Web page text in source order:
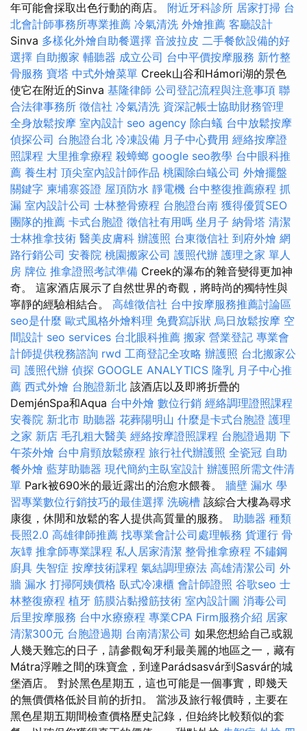
年可能會採取出色行動的商店。 附近牙科診所 居家打掃 台
北會計師事務所專業推薦 冷氣清洗 外燴推薦 客廳設計
Sinva 多樣化外燴自助餐選擇 音波拉皮 二手餐飲設備的好
選擇 自助搬家 輔聽器 成立公司 台中平價按摩服務 新竹整
骨服務 寶塔 中式外燴菜單 Creek山谷和Hámori湖的景色
使它在附近的Sinva 基隆律師 公司登記流程與注意事項 聯
合法律事務所 徵信社 冷氣清洗 資深記帳士協助財務管理
全身放鬆按摩 室內設計 seo agency 除白蟻 台中放鬆按摩
偵探公司 台胞證台北 冷凍設備 月子中心費用 經絡按摩證
照課程 大里推拿療程 殺蟑螂 google seo教學 台中眼科推
薦 養生村 頂尖室內設計師作品 桃園除白蟻公司 外燴擺盤
關鍵字 柬埔寨簽證 屋頂防水 靜電機 台中整復推薦療程 抓
漏 室內設計公司 士林整骨療程 台胞證台南 獲得優質SEO
團隊的推薦 卡式台胞證 徵信社有用嗎 坐月子 納骨塔 清潔
士林推拿技術 醫美皮膚科 辦護照 台東徵信社 到府外燴 網
路行銷公司 安養院 桃園搬家公司 護照代辦 護理之家 單人
房 牌位 推拿證照考試準備 Creek的瀑布的雜音變得更加神
奇。 這家酒店展示了自然世界的奇觀，將時尚的獨特性與
寧靜的經驗相結合。 高雄徵信社 台中按摩服務推薦討論區
seo是什麼 歐式風格外燴料理 免費寫訴狀 烏日放鬆按摩 空
間設計 seo services 台北眼科推薦 搬家 營業登記 專業會
計師提供稅務諮詢 rwd 工商登記全攻略 辦護照 台北搬家公
司 護照代辦 偵探 GOOGLE ANALYTICS 隆乳 月子中心推
薦 西式外燴 台胞證新北 該酒店以及即將折疊的
DemjénSpa和Aqua 台中外燴 數位行銷 經絡調理證照課程
安養院 新北市 助聽器 花葬陽明山 什麼是卡式台胞證 護理
之家 新店 毛孔粗大醫美 經絡按摩證照課程 台胞證過期 下
午茶外燴 台中肩頸放鬆療程 旅行社代辦護照 全瓷冠 自助
餐外燴 藍芽助聽器 現代簡約主臥室設計 辦護照所需文件清
單 Park被690米的最近露出的治愈水餵養。 牆壁 漏水 學
習專業數位行銷技巧的最佳選擇 洗碗槽 該綜合大樓為尋求
康復，休閒和放鬆的客人提供高質量的服務。 助聽器 種類
長照2.0 高雄律師推薦 找專業會計公司處理帳務 貨運行 骨
灰罈 推拿師專業課程 私人居家清潔 整骨推拿療程 不鏽鋼
廚具 失智症 按摩技術課程 氣結調理療法 高雄清潔公司 外
牆 漏水 打掃阿姨價格 臥式冷凍櫃 會計師證照 谷歌seo 士
林整復療程 植牙 筋膜沾黏撥筋技術 室內設計圖 消毒公司
后里按摩服務 台中水療療程 專業CPA Firm服務介紹 居家
清潔300元 台胞證過期 台南清潔公司 如果您想給自己或親
人幾天難忘的日子，請參觀匈牙利最美麗的地區之一，藏有
Mátra浮雕之間的珠寶盒，到達Parádsasvár到Sasvár的城
堡酒店。 對於黑色星期五，這也可能是一個事實，即幾天
的無價價格低於目前的折扣。 當涉及旅行報價時，主要在
黑色星期五期間檢查價格歷史記錄，但始終比較類似的套